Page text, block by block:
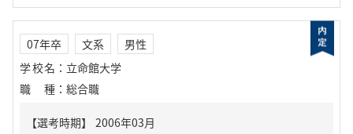
07年卒 文系
男性
学校名 ： 立命館大学
職種 ： 総合職